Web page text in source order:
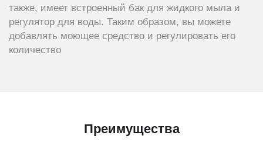
также, имеет встроенный бак для жидкого мыла и
регулятор для воды. Таким образом, вы можете
добавлять моющее средство и регулировать его
количество
Преимущества